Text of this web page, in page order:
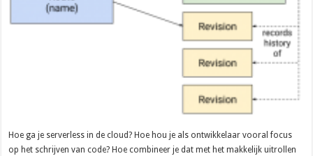
Hoe ga je serverless in de cloud? Hoe hou je als ontwikkelaar vooral focus
op het schrijven van code? Hoe combineer je dat met het makkelijk uitrollen